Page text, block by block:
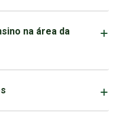
na área da